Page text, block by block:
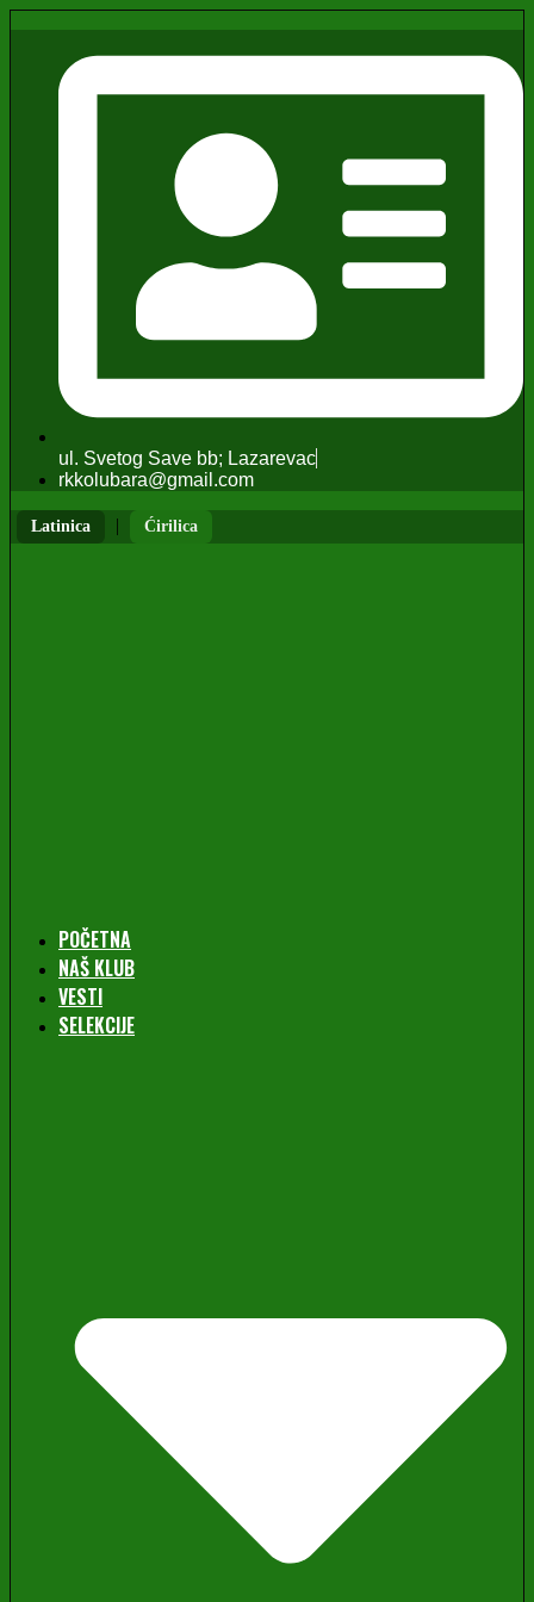
ul. Svetog Save bb; Lazarevac
rkkolubara@gmail.com
Latinica | Ćirilica
POČETNA
NAŠ KLUB
VESTI
SELEKCIJE